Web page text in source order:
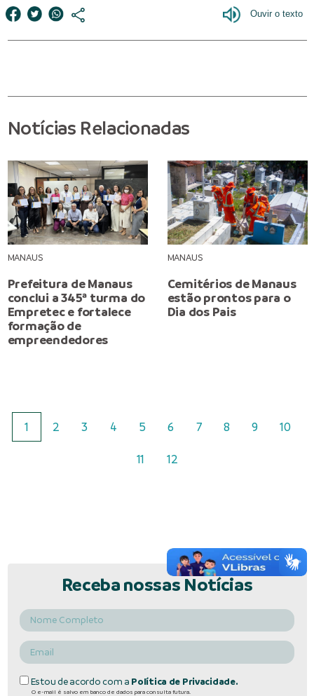
Notícias Relacionadas
MANAUS
Prefeitura de Manaus
conclui a 345ª turma do
Empretec e fortalece
formação de
empreendedores
MANAUS
Cemitérios de Manaus
estão prontos para o
Dia dos Pais
1 2 3 4 5 6 7 8 9 10
11 12
Receba nossas Notícias
Estou de acordo com a Política de Privacidade.
O e-mail é salvo em banco de dados para consulta futura.